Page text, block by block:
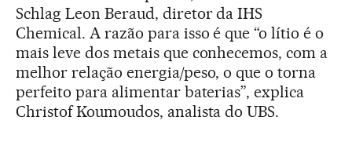
Schlag Leon Beraud, diretor da IHS
Chemical. A razão para isso é que “o lítio é o
mais leve dos metais que conhecemos, com a
melhor relação energia/peso, o que o torna
perfeito para alimentar baterias”, explica
Christof Koumoudos, analista do UBS.